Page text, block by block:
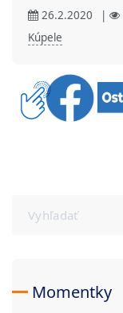
26.2.2020 |
Kúpele
Momentky